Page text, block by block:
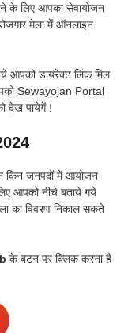
के लिए आपका सेवायोजन
मेला में ऑनलाइन
आपको डायरेक्ट लिंक मिल
Sewayojan Portal
देख पायेगें !
किन जनपदों में आयोजन
आपको नीचे बताये गये
का विवरण निकाल सकते
के बटन पर क्लिक करना है